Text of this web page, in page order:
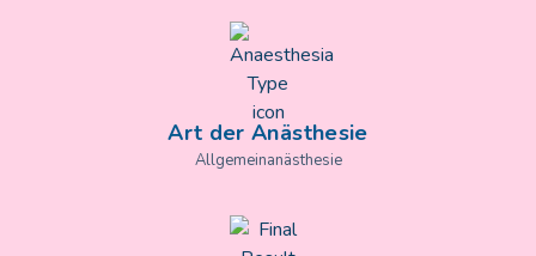
Art der Anästhesie
Allgemeinanästhesie